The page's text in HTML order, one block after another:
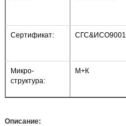
Сертификат: СГС&ИСО9001
Микро-
структура:
М+К
Описание: